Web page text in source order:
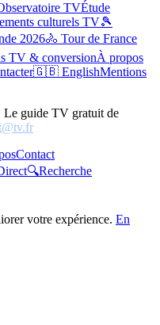
TVÉtude
culturels TV🎾
2026🚴 Tour de France
TV & conversionÀ propos
🇬🇧 EnglishMentions
guide TV gratuit de
Contact
🔍Recherche
votre expérience. En